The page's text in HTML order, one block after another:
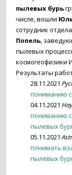
пылевых бурь
числе, вошли
сотрудник
Попель,
пылевых
космогеофизики
Результаты
28.11.2021
пониманию
04.11.2021
пониманию
пылевых
05.11.2021
понимать
пылевых